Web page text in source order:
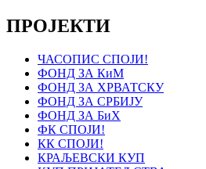
ПРОЈЕКТИ
ЧАСОПИС СПОЈИ!
ФОНД ЗА КиМ
ФОНД ЗА ХРВАТСКУ
ФОНД ЗА СРБИЈУ
ФОНД ЗА БиХ
ФК СПОЈИ!
КК СПОЈИ!
КРАЉЕВСКИ КУП